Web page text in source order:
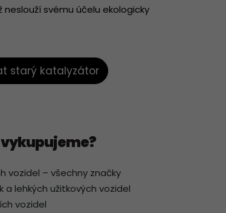
svému účelu ekologicky
starý katalyzátor
vozidel – všechny značky
lehkých užitkových vozidel
vozidel